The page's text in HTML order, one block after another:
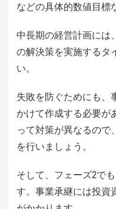
などの具体的数値目標
中長期の経営計画には
の解決策を実施するタ
い。
失敗を防ぐためにも、
かけて作成する必要が
って対策が異なるので
を行いましょう。
そして、フェーズ2で
す。事業承継には投資